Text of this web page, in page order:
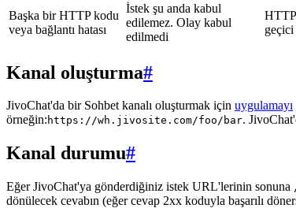
Başka bir HTTP kodu
veya bağlantı hatası
İstek şu anda kabul
edilemez. Olay kabul
edilmedi
Kanal oluşturma#
JivoChat'da bir Sohbet kanalı oluşturmak için uygulamayı
örneğin: https://wh.jivosite.com/foo/bar.
Kanal durumu#
Eğer JivoChat'ya gönderdiğiniz istek URL'lerinin sonuna
dönülecek cevabın (eğer cevap 2xx koduyla başarılı